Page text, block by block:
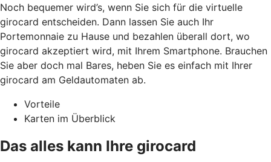
Noch bequemer wird’s, wenn Sie sich für die virtuelle
girocard entscheiden. Dann lassen Sie auch Ihr
Portemonnaie zu Hause und bezahlen überall dort, wo
girocard akzeptiert wird, mit Ihrem Smartphone. Brauchen
Sie aber doch mal Bares, heben Sie es einfach mit Ihrer
girocard am Geldautomaten ab.
Vorteile
Karten im Überblick
Das alles kann Ihre girocard